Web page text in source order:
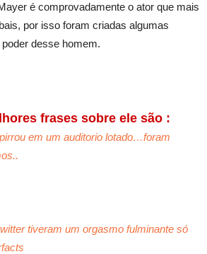
é comprovadamente o ator que mais
por isso foram criadas algumas
desse homem.
frases sobre ele são :
em um auditorio lotado…foram
tiveram um orgasmo fulminante só